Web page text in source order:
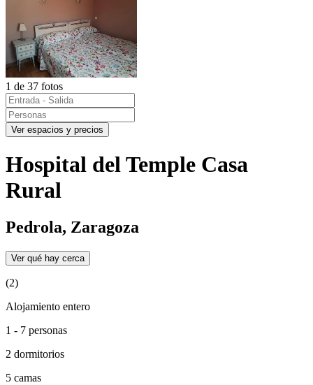
1 de 37 fotos
Ver espacios y precios
Hospital del Temple Casa
Rural
Pedrola, Zaragoza
Ver qué hay cerca
(2)
Alojamiento entero
1 - 7 personas
2 dormitorios
5 camas